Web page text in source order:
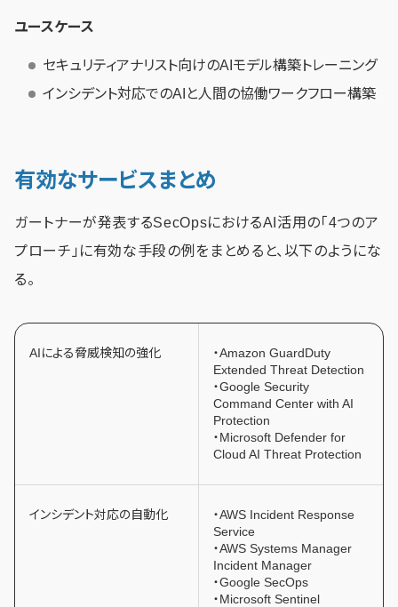
ユースケース
セキュリティアナリスト向けのAIモデル構築トレーニング
インシデント対応でのAIと人間の協働ワークフロー構築
有効なサービスまとめ
ガートナーが発表するSecOpsにおけるAI活用の「4つのア
プローチ」に有効な手段の例をまとめると、以下のようにな
る。
AIによる脅威検知の強化
・Amazon GuardDuty
Extended Threat Detection
・Google Security
Command Center with AI
Protection
・Microsoft Defender for
Cloud AI Threat Protection
インシデント対応の自動化
・AWS Incident Response
Service
・AWS Systems Manager
Incident Manager
・Google SecOps
・Microsoft Sentinel